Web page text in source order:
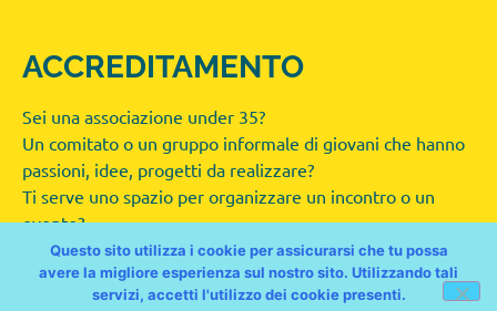
ACCREDITAMENTO
Sei una associazione under 35?
Un comitato o un gruppo informale di giovani che hanno
passioni, idee, progetti da realizzare?
Ti serve uno spazio per organizzare un incontro o un
evento?
È FACILE!
Clicca qui per accreditarsi al Progetto Area Giovani
Questo sito utilizza i cookie per assicurarsi che tu possa
avere la migliore esperienza sul nostro sito. Utilizzando tali
servizi, accetti l'utilizzo dei cookie presenti.